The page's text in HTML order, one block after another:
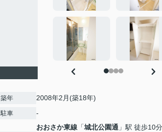
築年 2008年2月(築18年)
駐車 -
おおさか東線 「城北公園通 」駅 徒歩10分